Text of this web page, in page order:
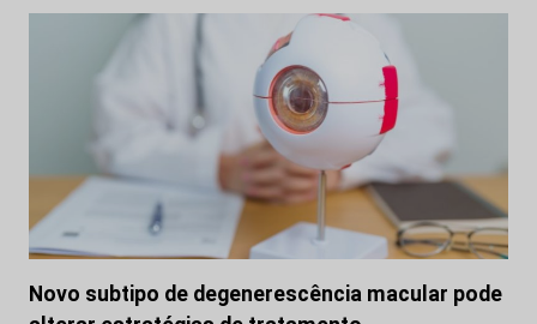
Novo subtipo de degenerescência macular pode